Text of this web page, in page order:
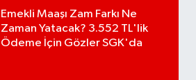
Emekli Maaşı Zam Farkı Ne
Zaman Yatacak? 3.552 TL'lik
Ödeme İçin Gözler SGK'da